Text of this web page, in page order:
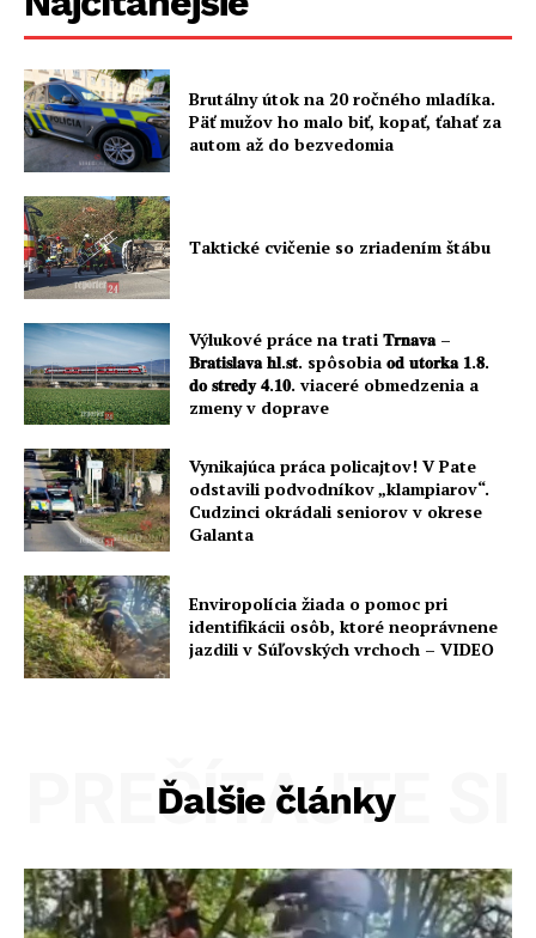
Brutálny útok na 20 ročného mladíka.
Päť mužov ho malo biť, kopať, ťahať za
autom až do bezvedomia
Taktické cvičenie so zriadením štábu
Výlukové práce na trati 𝐓𝐫𝐧𝐚𝐯𝐚 –
𝐁𝐫𝐚𝐭𝐢𝐬𝐥𝐚𝐯𝐚 𝐡𝐥.𝐬𝐭. spôsobia 𝐨𝐝 𝐮𝐭𝐨𝐫𝐤𝐚 𝟏.𝟖.
𝐝𝐨 𝐬𝐭𝐫𝐞𝐝𝐲 𝟒.𝟏𝟎. viaceré obmedzenia a
zmeny v doprave
Vynikajúca práca policajtov! V Pate
odstavili podvodníkov „klampiarov“.
Cudzinci okrádali seniorov v okrese
Galanta
Enviropolícia žiada o pomoc pri
identifikácii osôb, ktoré neoprávnene
jazdili v Súľovských vrchoch – VIDEO
Ďalšie články
PREČÍTAJTE SI